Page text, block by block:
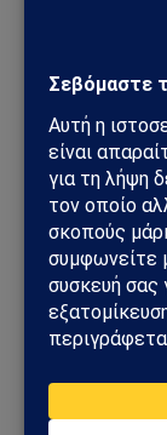
ΕΛΛΆΔΑ
Φωτιά στη
Μέγαρα –
φλόγες
02/08/2026